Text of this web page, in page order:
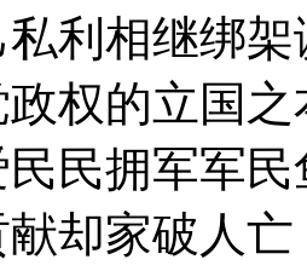
利相继绑
权的立国
民拥军军
却家破人